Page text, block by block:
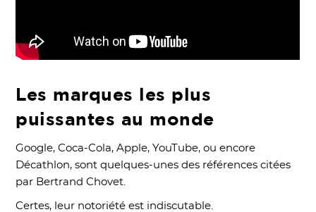
Les marques les plus
puissantes au monde
Google, Coca-Cola, Apple, YouTube, ou encore
Décathlon, sont quelques-unes des références citées
par Bertrand Chovet.
Certes, leur notoriété est indiscutable.